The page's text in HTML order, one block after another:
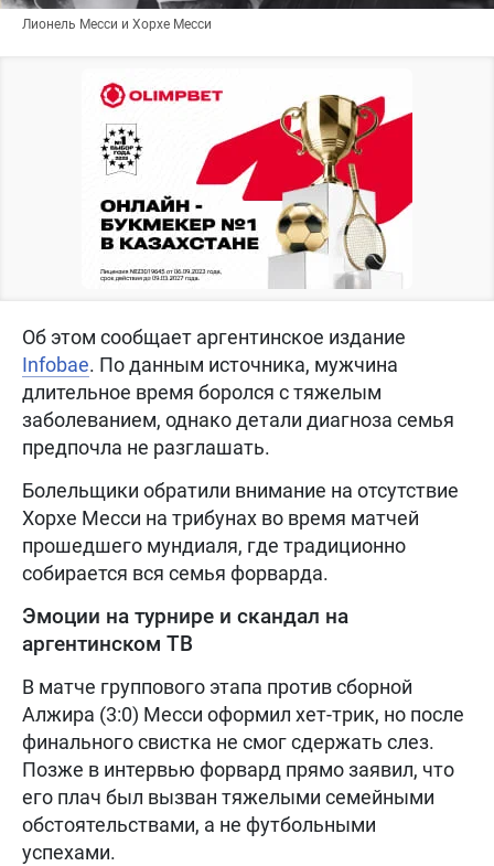
Лионель Месси и Хорхе Месси
Об этом сообщает аргентинское издание
Infobae. По данным источника, мужчина
длительное время боролся с тяжелым
заболеванием, однако детали диагноза семья
предпочла не разглашать.
Болельщики обратили внимание на отсутствие
Хорхе Месси на трибунах во время матчей
прошедшего мундиаля, где традиционно
собирается вся семья форварда.
Эмоции на турнире и скандал на
аргентинском ТВ
В матче группового этапа против сборной
Алжира (3:0) Месси оформил хет-трик, но после
финального свистка не смог сдержать слез.
Позже в интервью форвард прямо заявил, что
его плач был вызван тяжелыми семейными
обстоятельствами, а не футбольными
успехами.